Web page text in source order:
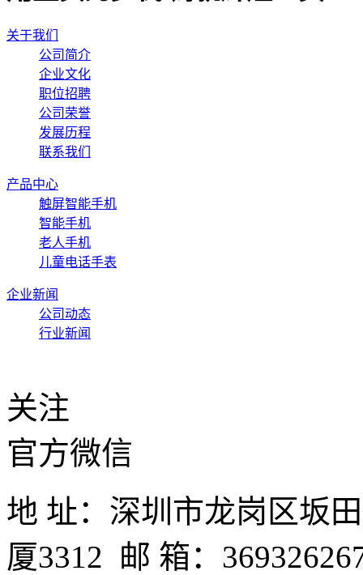
关于我们
公司简介
企业文化
职位招聘
公司荣誉
发展历程
联系我们
产品中心
触屏智能手机
智能手机
老人手机
儿童电话手表
企业新闻
公司动态
行业新闻
关注
官方微信
地 址：深圳市龙岗区坂
厦3312 邮 箱：